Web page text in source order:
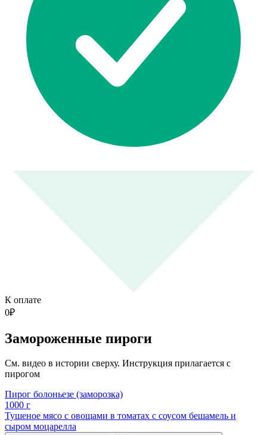
К оплате
0₽
Замороженные пироги
См. видео в истории сверху. Инструкция прилагается с
пирогом
Пирог болоньезе (заморозка)
1000 г
Тушеное мясо с овощами в томатах с соусом бешамель и
сыром моцарелла